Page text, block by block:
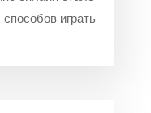
играть